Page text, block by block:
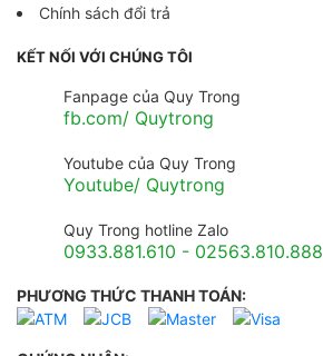
Chính sách đổi trả
KẾT NỐI VỚI CHÚNG TÔI
Fanpage của Quy Trong
fb.com/ Quytrong
Youtube của Quy Trong
Youtube/ Quytrong
Quy Trong hotline Zalo
0933.881.610 - 02563.810.888
PHƯƠNG THỨC THANH TOÁN: